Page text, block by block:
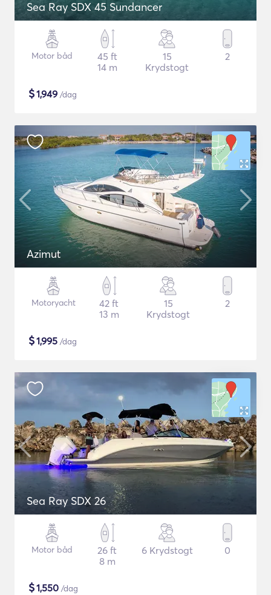
Sea Ray SDX 45 Sundancer
Motor båd
45 ft
14 m
15
Krydstogt
2
$1,949 /dag
Azimut
Motoryacht
42 ft
13 m
15
Krydstogt
2
$1,995 /dag
Sea Ray SDX 26
Motor båd
26 ft
8 m
6 Krydstogt 0
$1,550 /dag